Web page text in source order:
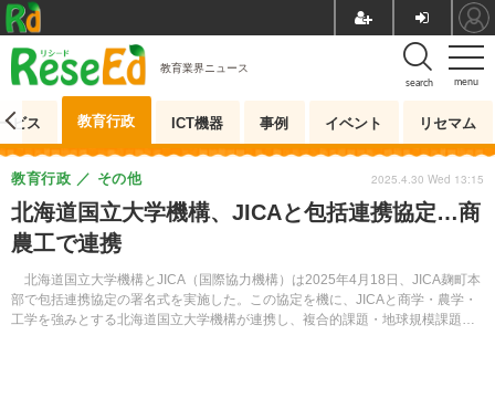
menu
search
教育業界ニュース
ビス 教育行政 ICT機器 事例 イベント リセマム
北海道国立大学機構、JICAと包括連携協定…商
農工で連携
北海道国立大学機構とJICA（国際協力機構）は2025年4月18日、JICA麹町本
部で包括連携協定の署名式を実施した。この協定を機に、JICAと商学・農学・
工学を強みとする北海道国立大学機構が連携し、複合的課題・地球規模課題へ
教育行政 その他 2025.4.30 Wed 13:15